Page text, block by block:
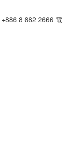
+886 8 882 2666 電